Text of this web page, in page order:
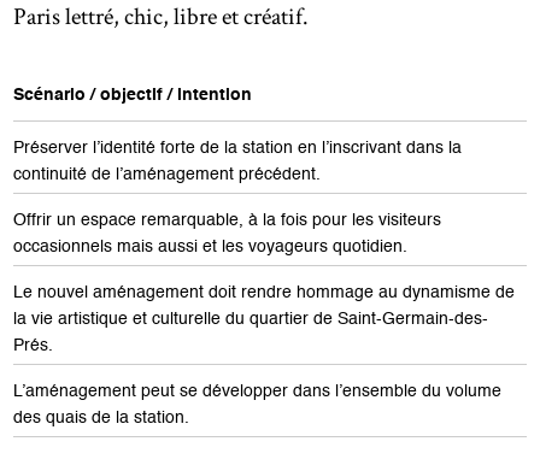
Paris lettré, chic, libre et créatif.
Scénario / objectif / intention
Préserver l’identité forte de la station en l’inscrivant dans la
continuité de l’aménagement précédent.
Offrir un espace remarquable, à la fois pour les visiteurs
occasionnels mais aussi et les voyageurs quotidien.
Le nouvel aménagement doit rendre hommage au dynamisme de
la vie artistique et culturelle du quartier de Saint-Germain-des-
Prés.
L’aménagement peut se développer dans l’ensemble du volume
des quais de la station.